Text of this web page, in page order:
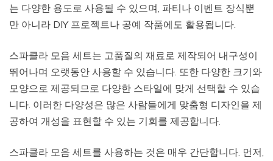
는 다양한 용도로 사용될 수 있으며, 파티나 이벤트 장식뿐
만 아니라 DIY 프로젝트나 공예 작품에도 활용됩니다.
스파클라 모음 세트는 고품질의 재료로 제작되어 내구성이
뛰어나며 오랫동안 사용할 수 있습니다. 또한 다양한 크기와
모양으로 제공되므로 다양한 스타일에 맞게 선택할 수 있습
니다. 이러한 다양성은 많은 사람들에게 맞춤형 디자인을 제
공하여 개성을 표현할 수 있는 기회를 제공합니다.
스파클라 모음 세트를 사용하는 것은 매우 간단합니다. 먼저,